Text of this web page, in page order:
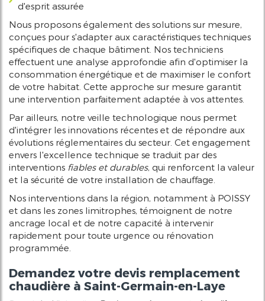
d'esprit assurée
Nous proposons également des solutions sur mesure,
conçues pour s'adapter aux caractéristiques techniques
spécifiques de chaque bâtiment. Nos techniciens
effectuent une analyse approfondie afin d'optimiser la
consommation énergétique et de maximiser le confort
de votre habitat. Cette approche sur mesure garantit
une intervention parfaitement adaptée à vos attentes.
Par ailleurs, notre veille technologique nous permet
d'intégrer les innovations récentes et de répondre aux
évolutions réglementaires du secteur. Cet engagement
envers l'excellence technique se traduit par des
interventions fiables et durables, qui renforcent la valeur
et la sécurité de votre installation de chauffage.
Nos interventions dans la région, notamment à POISSY
et dans les zones limitrophes, témoignent de notre
ancrage local et de notre capacité à intervenir
rapidement pour toute urgence ou rénovation
programmée.
Demandez votre devis remplacement
chaudière à Saint-Germain-en-Laye